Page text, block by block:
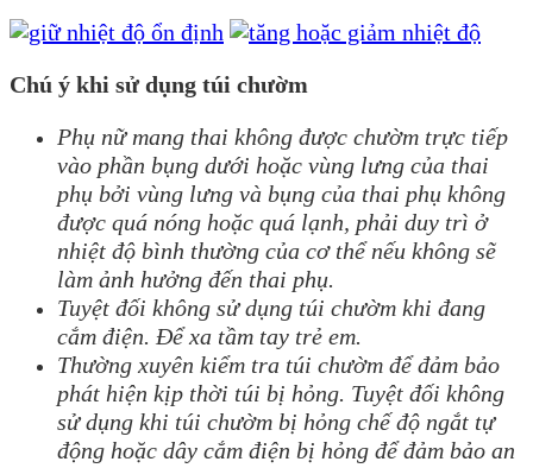
Chú ý khi sử dụng túi chườm
Phụ nữ mang thai không được chườm trực tiếp
vào phần bụng dưới hoặc vùng lưng của thai
phụ bởi vùng lưng và bụng của thai phụ không
được quá nóng hoặc quá lạnh, phải duy trì ở
nhiệt độ bình thường của cơ thể nếu không sẽ
làm ảnh hưởng đến thai phụ.
Tuyệt đối không sử dụng túi chườm khi đang
cắm điện. Để xa tầm tay trẻ em.
Thường xuyên kiểm tra túi chườm để đảm bảo
phát hiện kịp thời túi bị hỏng. Tuyệt đối không
sử dụng khi túi chườm bị hỏng chế độ ngắt tự
động hoặc dây cắm điện bị hỏng để đảm bảo an